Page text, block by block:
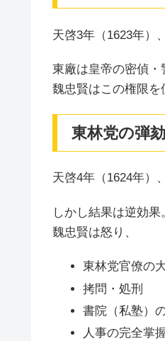
天啓3年（1623年）
東廠は皇帝の密偵・
魏忠賢はこの権限を
東林党の弾
天啓4年（1624年）
しかし結果は逆効果
魏忠賢は怒り、
東林党官僚の
拷問・処刑
書院（私塾）
人事の完全掌